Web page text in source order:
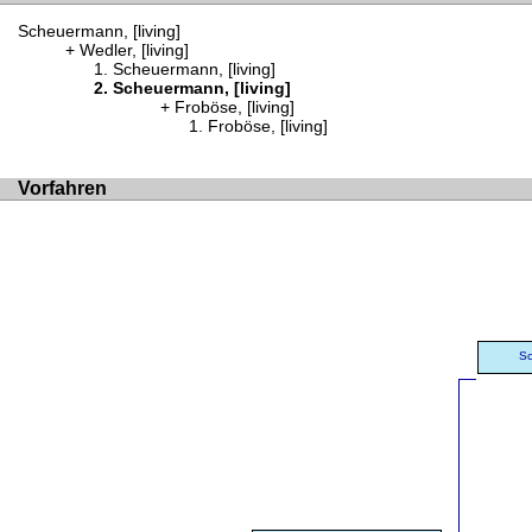
Scheuermann, [living]
Wedler, [living]
Scheuermann, [living]
Scheuermann, [living]
Froböse, [living]
Froböse, [living]
Vorfahren